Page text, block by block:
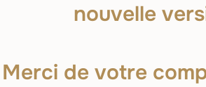
nouvelle
Merci de votre